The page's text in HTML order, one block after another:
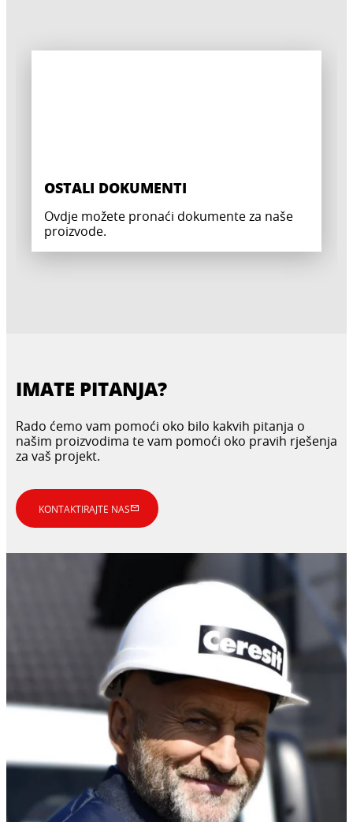
OSTALI DOKUMENTI
Ovdje možete pronaći dokumente za naše
proizvode.
IMATE PITANJA?
Rado ćemo vam pomoći oko bilo kakvih pitanja o
našim proizvodima te vam pomoći oko pravih rješenja
za vaš projekt.
KONTAKTIRAJTE NAS